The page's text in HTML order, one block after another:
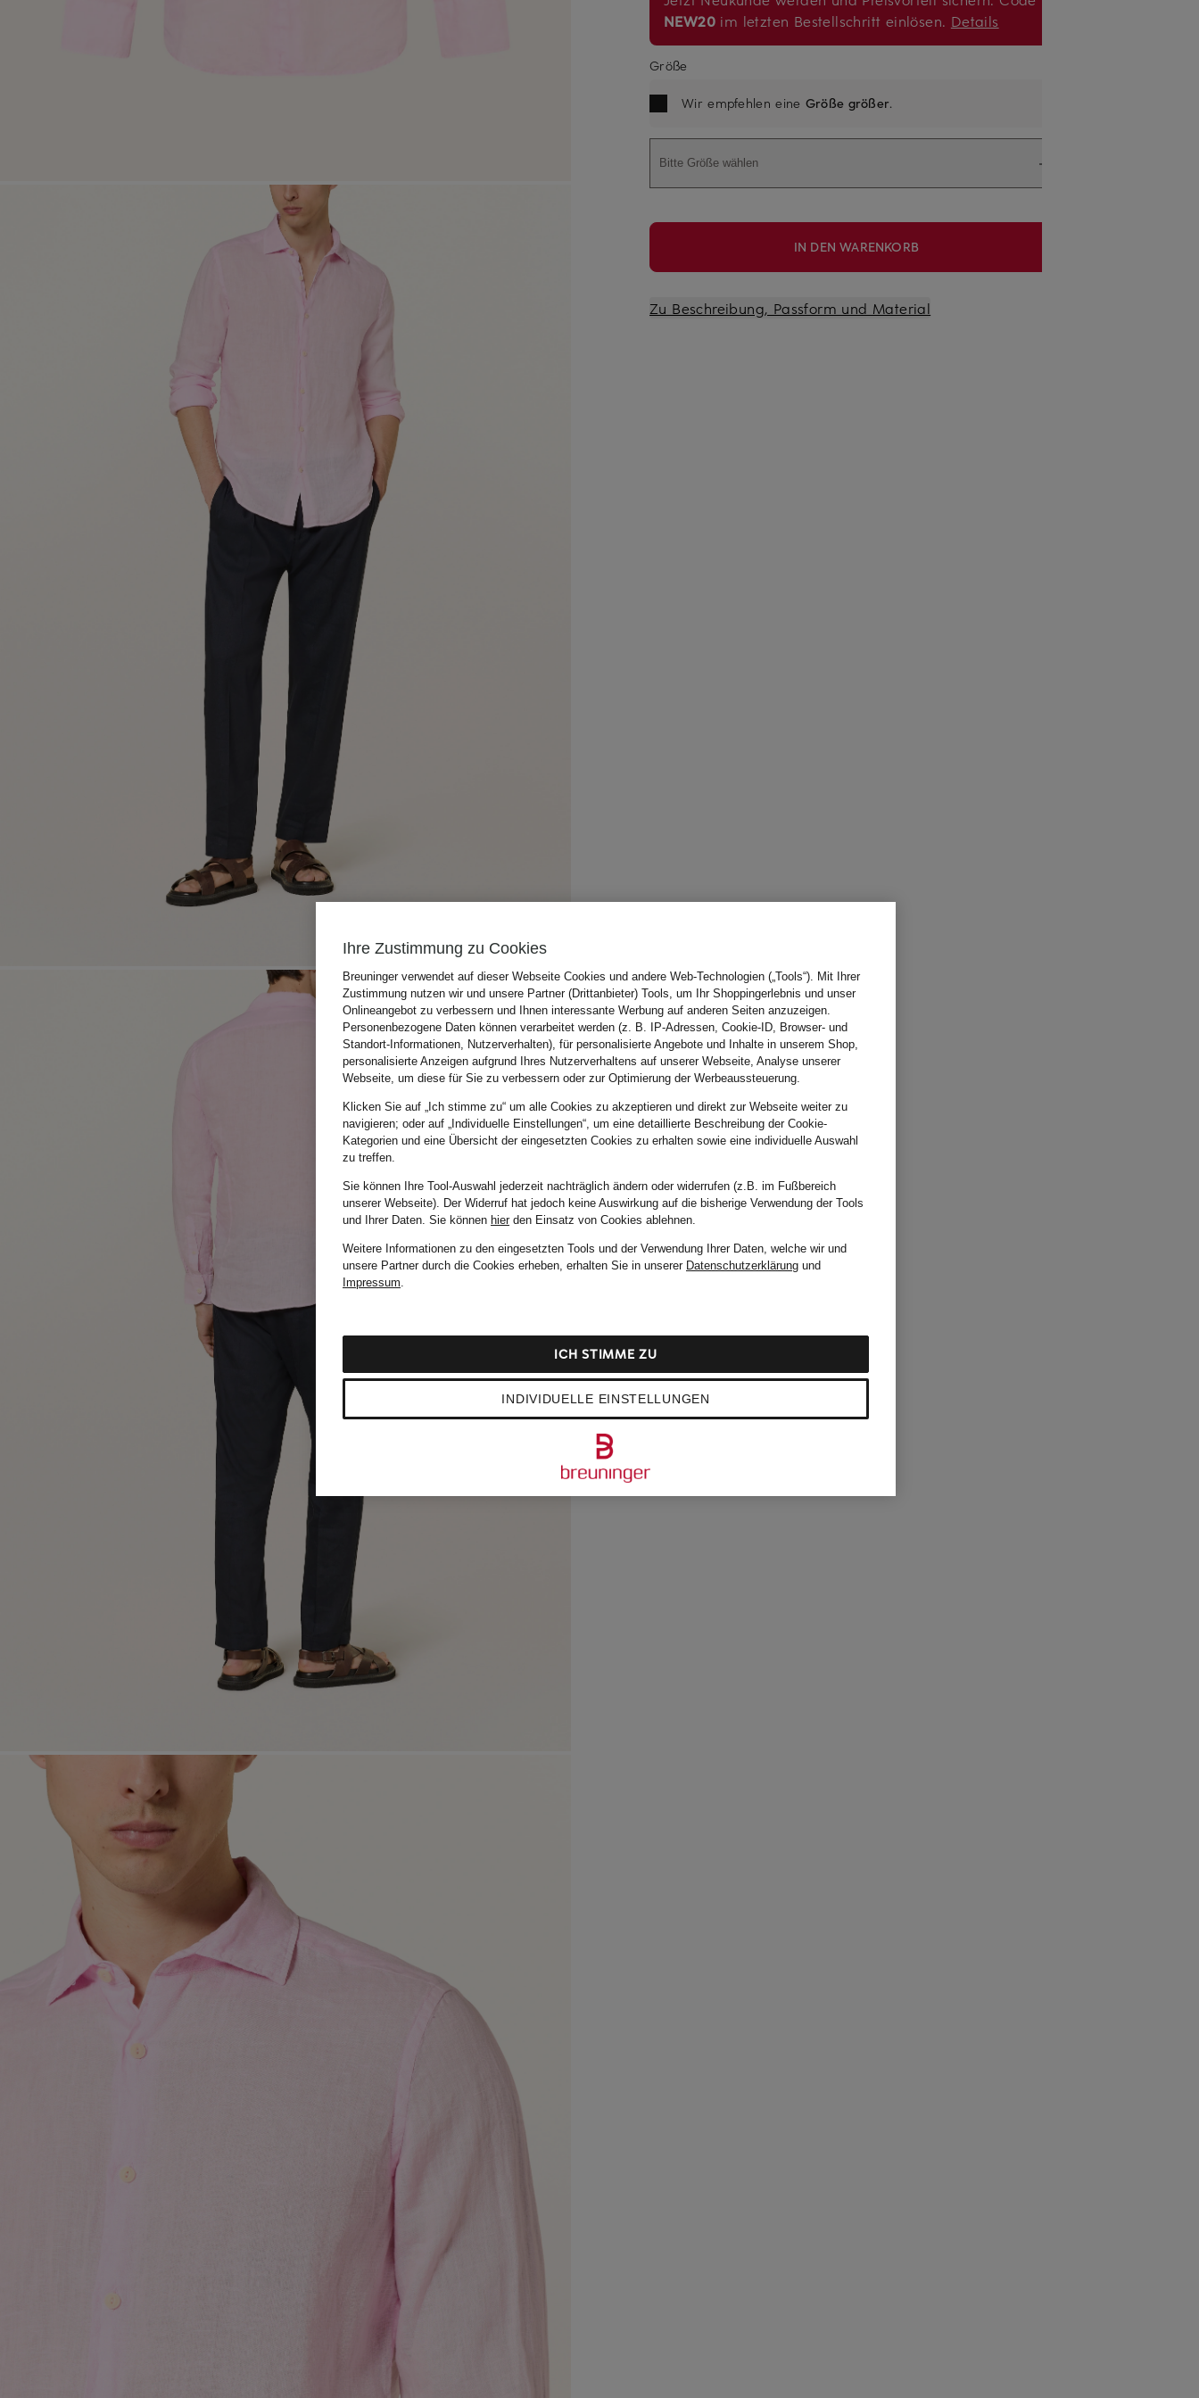
NEW20 im letzten Bestellschritt einlösen. Details
Größe
Wir empfehlen eine Größe größer.
Bitte Größe wählen
IN DEN WARENKORB
Zu Beschreibung, Passform und Material
Ihre Zustimmung zu Cookies
Breuninger verwendet auf dieser Webseite Cookies und andere Web-Technologien („Tools“). Mit Ihrer
Zustimmung nutzen wir und unsere Partner (Drittanbieter) Tools, um Ihr Shoppingerlebnis und unser
Onlineangebot zu verbessern und Ihnen interessante Werbung auf anderen Seiten anzuzeigen.
Personenbezogene Daten können verarbeitet werden (z. B. IP-Adressen, Cookie-ID, Browser- und
Standort-Informationen, Nutzerverhalten), für personalisierte Angebote und Inhalte in unserem Shop,
personalisierte Anzeigen aufgrund Ihres Nutzerverhaltens auf unserer Webseite, Analyse unserer
Webseite, um diese für Sie zu verbessern oder zur Optimierung der Werbeaussteuerung.
Klicken Sie auf „Ich stimme zu“ um alle Cookies zu akzeptieren und direkt zur Webseite weiter zu
navigieren; oder auf „Individuelle Einstellungen“, um eine detaillierte Beschreibung der Cookie-
Kategorien und eine Übersicht der eingesetzten Cookies zu erhalten sowie eine individuelle Auswahl
zu treffen.
Sie können Ihre Tool-Auswahl jederzeit nachträglich ändern oder widerrufen (z.B. im Fußbereich
unserer Webseite). Der Widerruf hat jedoch keine Auswirkung auf die bisherige Verwendung der Tools
und Ihrer Daten. Sie können hierden Einsatz von Cookies ablehnen.
Weitere Informationen zu den eingesetzten Tools und der Verwendung Ihrer Daten, welche wir und
unsere Partner durch die Cookies erheben, erhalten Sie in unserer Datenschutzerklärung und
Impressum.
INDIVIDUELLE EINSTELLUNGEN
ICH STIMME ZU